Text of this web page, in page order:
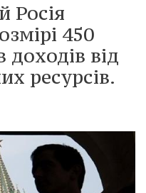
Росія
450
доходів від
ресурсів.